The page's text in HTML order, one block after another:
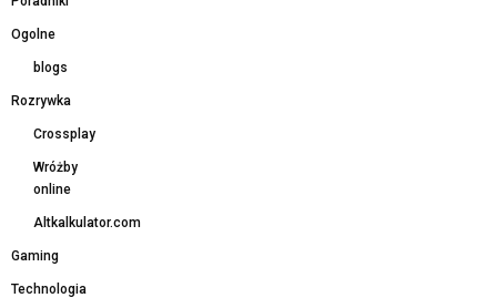
Ogolne
blogs
Rozrywka
Crossplay
Wróżby
online
Altkalkulator.com
Gaming
Technologia